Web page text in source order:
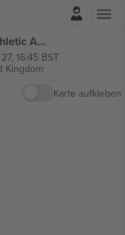
Crewe Alexandra FC vs Oldham Athletic AFC EFL League Two tickets
16:45 BST
Kingdom
Karte aufkleben